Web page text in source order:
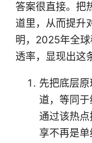
答案很直接。把
道里，从而提升
明，2025年全
透率，显现出这
先把底层
道，等同
通过该热
享不再是